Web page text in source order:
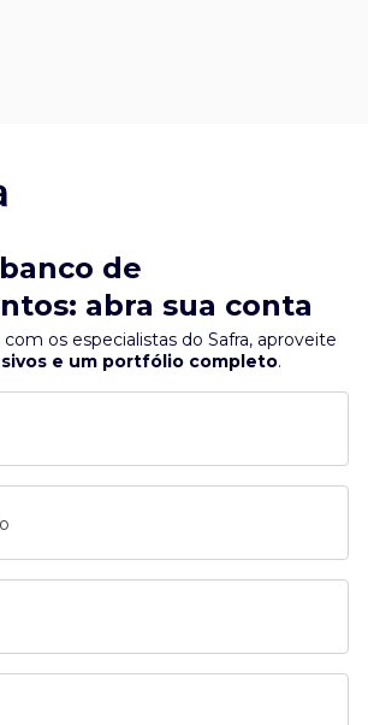
de
abra sua conta
os especialistas do Safra, aproveite
e um portfólio completo.